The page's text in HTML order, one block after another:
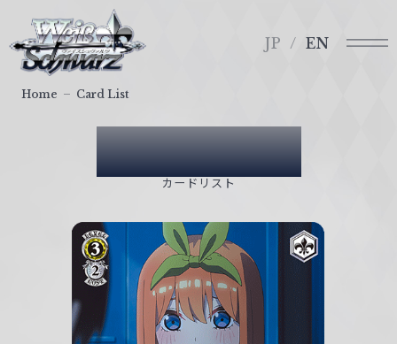
ァ
イ
JP EN
Card List
カードリスト
Home Card List